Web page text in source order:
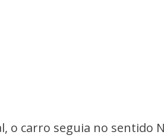
o carro seguia no sentido